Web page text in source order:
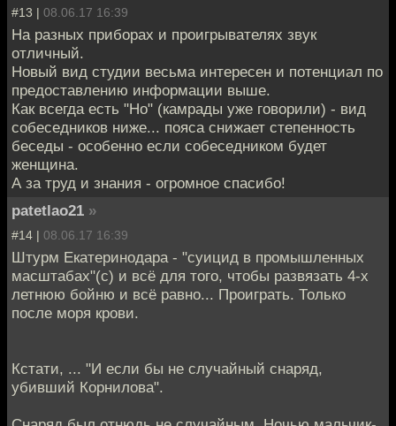
#13 | 08.06.17 16:39
На разных приборах и проигрывателях звук
отличный.
Новый вид студии весьма интересен и потенциал по
предоставлению информации выше.
Как всегда есть "Но" (камрады уже говорили) - вид
собеседников ниже... пояса снижает степенность
беседы - особенно если собеседником будет
женщина.
А за труд и знания - огромное спасибо!
patetlao21 »
#14 | 08.06.17 16:39
Штурм Екатеринодара - "суицид в промышленных
масштабах"(с) и всё для того, чтобы развязать 4-х
летнюю бойню и всё равно... Проиграть. Только
после моря крови.
Кстати, ... "И если бы не случайный снаряд,
убивший Корнилова".